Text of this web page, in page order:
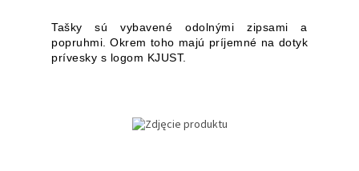
Tašky sú vybavené odolnými zipsami a
popruhmi. Okrem toho majú príjemné na dotyk
prívesky s logom KJUST.